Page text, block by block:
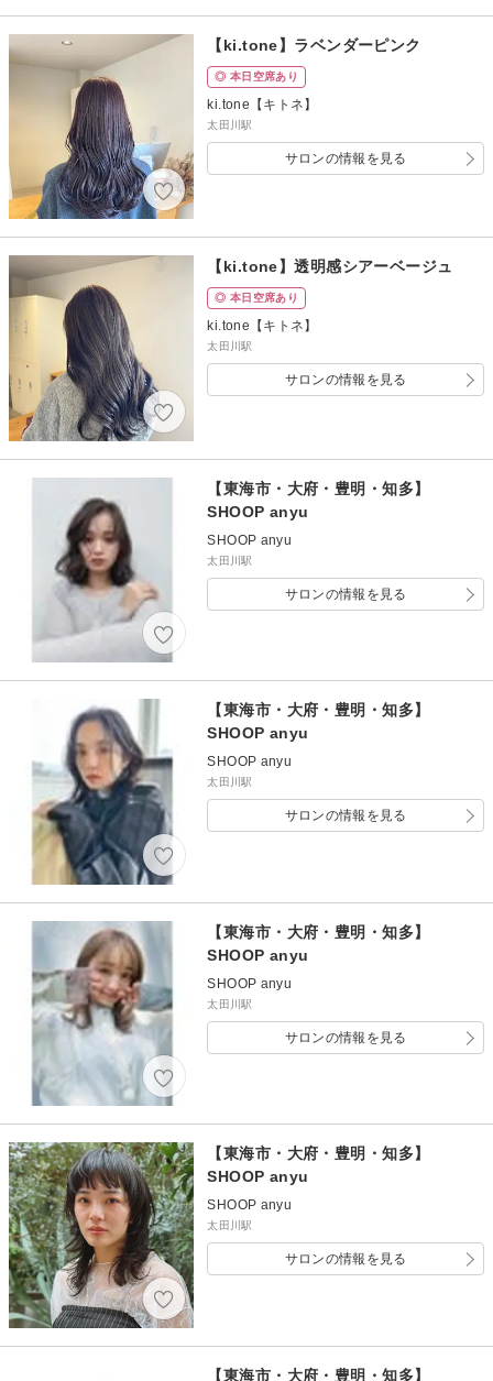
【ki.tone】ラベンダーピンク
◎ 本日空席あり
ki.tone【キトネ】
太田川駅
サロンの情報を見る
【ki.tone】透明感シアーベージュ
◎ 本日空席あり
ki.tone【キトネ】
太田川駅
サロンの情報を見る
【東海市・大府・豊明・知多】
SHOOP anyu
SHOOP anyu
太田川駅
サロンの情報を見る
【東海市・大府・豊明・知多】
SHOOP anyu
SHOOP anyu
太田川駅
サロンの情報を見る
【東海市・大府・豊明・知多】
SHOOP anyu
SHOOP anyu
太田川駅
サロンの情報を見る
【東海市・大府・豊明・知多】
SHOOP anyu
SHOOP anyu
太田川駅
サロンの情報を見る
【東海市・大府・豊明・知多】